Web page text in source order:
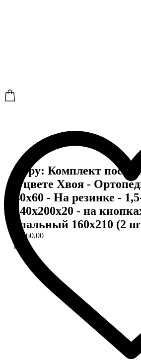
Copy: Комплект
в цвете Хвоя -
40х60 - На резинке -
140х200х20 - на
спальный 160х210 (2
17260,00
р.